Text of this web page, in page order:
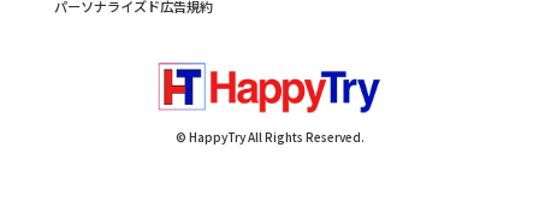
パーソナライズド広告規約
© HappyTry All Rights Reserved.